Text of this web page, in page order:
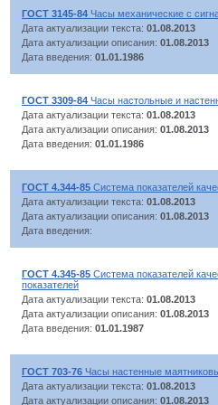
ГОСТ 3145-84 Часы механические с
Дата актуализации текста: 01.08.2013
Дата актуализации описания: 01.08.2013
Дата введения: 01.01.1986
ГОСТ 3309-84 Часы настольные и
Дата актуализации текста: 01.08.2013
Дата актуализации описания: 01.08.2013
Дата введения: 01.01.1986
ГОСТ 4.344-85 Система показателей
Дата актуализации текста: 01.08.2013
Дата актуализации описания: 01.08.2013
Дата введения:
ГОСТ 4.345-85 Система показателей
показателей
Дата актуализации текста: 01.08.2013
Дата актуализации описания: 01.08.2013
Дата введения: 01.01.1987
ГОСТ 703-76 Часы настенные
Дата актуализации текста: 01.08.2013
Дата актуализации описания: 01.08.2013